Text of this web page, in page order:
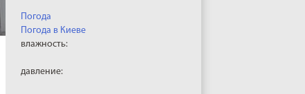
Погода
Погода в Киеве
влажность:
давление: